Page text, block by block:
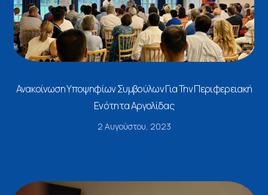
Ανακοίνωση Υποψηφίων Συμβούλων Για Την Περιφερειακή
Ενότητα Αργολίδας
2 Αυγούστου, 2023